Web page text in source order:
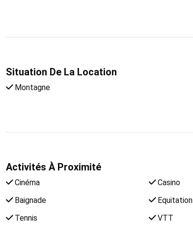
Situation De La Location
Montagne
Activités À Proximité
Cinéma Casino
Baignade
Equitation
Tennis
VTT